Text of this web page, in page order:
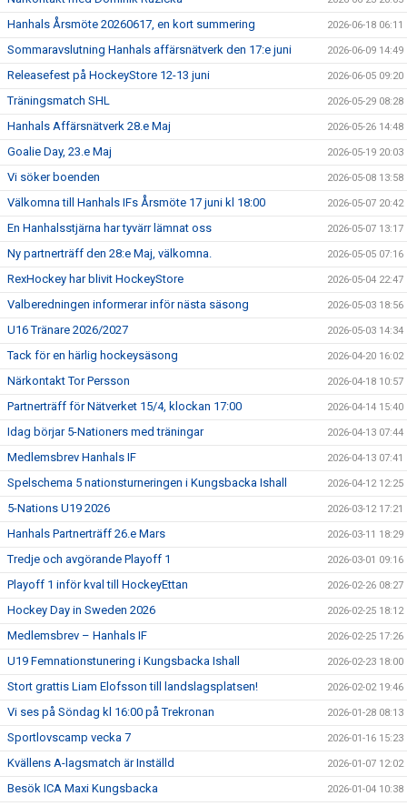
Hanhals Årsmöte 20260617, en kort summering 2026-06-18 06:11
Sommaravslutning Hanhals affärsnätverk den 17:e juni 2026-06-09 14:49
Releasefest på HockeyStore 12-13 juni 2026-06-05 09:20
Träningsmatch SHL 2026-05-29 08:28
Hanhals Affärsnätverk 28.e Maj 2026-05-26 14:48
Goalie Day, 23.e Maj 2026-05-19 20:03
Vi söker boenden 2026-05-08 13:58
Välkomna till Hanhals IFs Årsmöte 17 juni kl 18:00 2026-05-07 20:42
En Hanhalsstjärna har tyvärr lämnat oss 2026-05-07 13:17
Ny partnerträff den 28:e Maj, välkomna. 2026-05-05 07:16
RexHockey har blivit HockeyStore 2026-05-04 22:47
Valberedningen informerar inför nästa säsong 2026-05-03 18:56
U16 Tränare 2026/2027 2026-05-03 14:34
Tack för en härlig hockeysäsong 2026-04-20 16:02
Närkontakt Tor Persson 2026-04-18 10:57
Partnerträff för Nätverket 15/4, klockan 17:00 2026-04-14 15:40
Idag börjar 5-Nationers med träningar 2026-04-13 07:44
Medlemsbrev Hanhals IF 2026-04-13 07:41
Spelschema 5 nationsturneringen i Kungsbacka Ishall 2026-04-12 12:25
5-Nations U19 2026 2026-03-12 17:21
Hanhals Partnerträff 26.e Mars 2026-03-11 18:29
Tredje och avgörande Playoff 1 2026-03-01 09:16
Playoff 1 inför kval till HockeyEttan 2026-02-26 08:27
Hockey Day in Sweden 2026 2026-02-25 18:12
Medlemsbrev – Hanhals IF 2026-02-25 17:26
U19 Femnationstunering i Kungsbacka Ishall 2026-02-23 18:00
Stort grattis Liam Elofsson till landslagsplatsen! 2026-02-02 19:46
Vi ses på Söndag kl 16:00 på Trekronan 2026-01-28 08:13
Sportlovscamp vecka 7 2026-01-16 15:23
Kvällens A-lagsmatch är Inställd 2026-01-07 12:02
Besök ICA Maxi Kungsbacka 2026-01-04 10:38